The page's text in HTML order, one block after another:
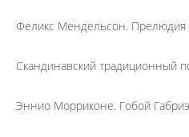
Феликс Мендельсон. Прелюдия
Скандинавский традиционный
Эннио Морриконе. Гобой